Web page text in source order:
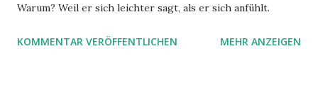
Warum? Weil er sich leichter sagt, als er sich anfühlt.
KOMMENTAR VERÖFFENTLICHEN MEHR ANZEIGEN